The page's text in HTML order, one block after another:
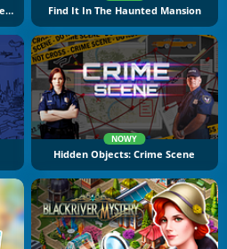
Hidden Objects: Clues And Mysteries Find It In The Haunted Mansion
NOWY
Hidden Objects: Crime Scene